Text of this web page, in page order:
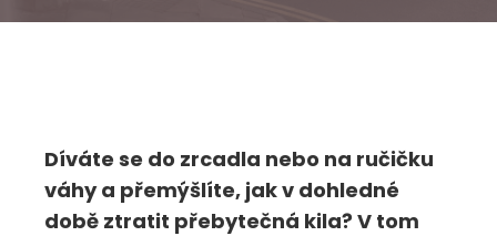
Díváte se do zrcadla nebo na ručičku
váhy a přemýšlíte, jak v dohledné
době ztratit přebytečná kila? V tom